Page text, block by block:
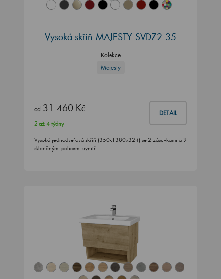
Vysoká skříň MAJESTY SVDZ2 35
Kolekce
Majesty
od 31 460 Kč DETAIL
2 až 4 týdny
Vysoká jednodveřová skříň (350x1380x324) se 2 zásuvkami a 3
skleněnými policemi uvnitř